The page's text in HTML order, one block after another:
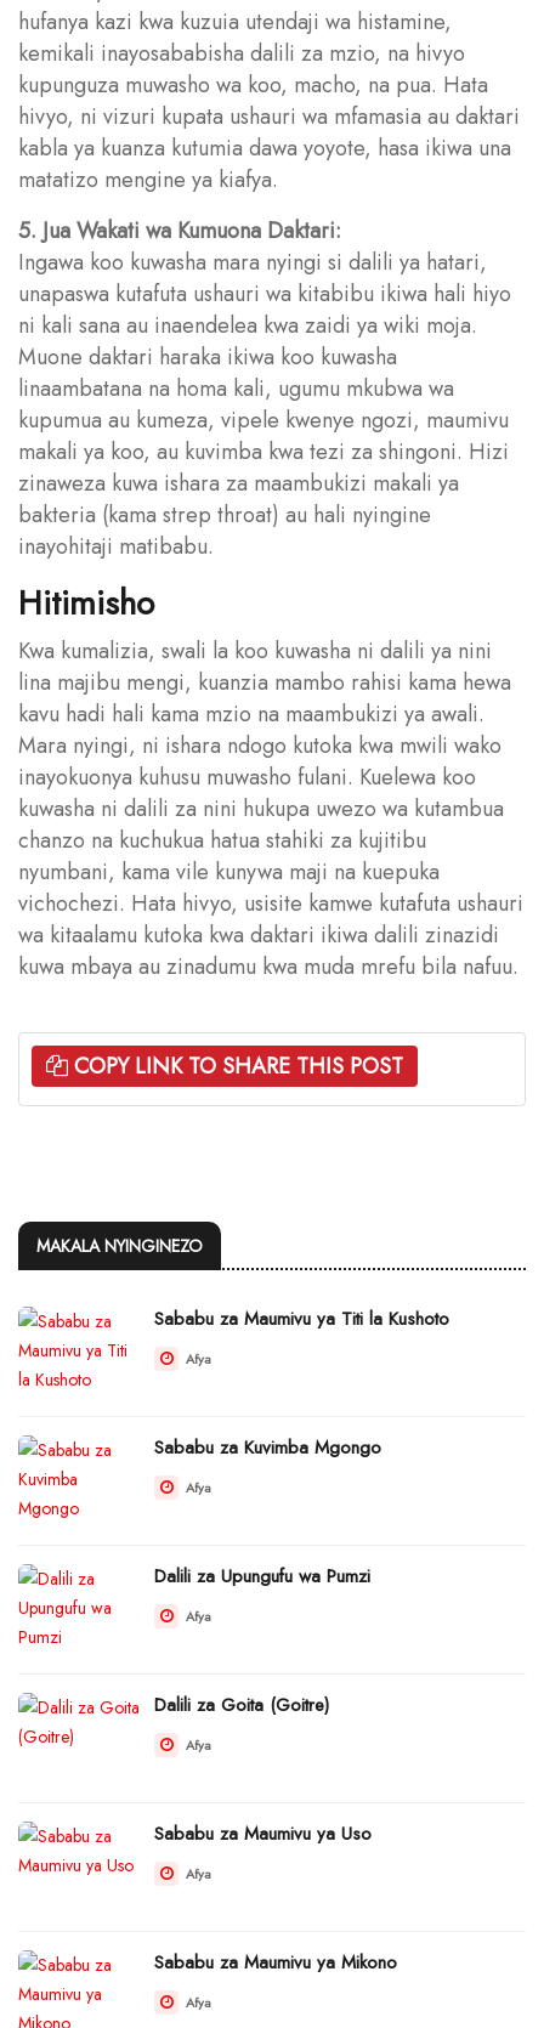
hufanya kazi kwa kuzuia utendaji wa histamine,
kemikali inayosababisha dalili za mzio, na hivyo
kupunguza muwasho wa koo, macho, na pua. Hata
hivyo, ni vizuri kupata ushauri wa mfamasia au daktari
kabla ya kuanza kutumia dawa yoyote, hasa ikiwa una
matatizo mengine ya kiafya.
5. Jua Wakati wa Kumuona Daktari:
Ingawa koo kuwasha mara nyingi si dalili ya hatari,
unapaswa kutafuta ushauri wa kitabibu ikiwa hali hiyo
ni kali sana au inaendelea kwa zaidi ya wiki moja.
Muone daktari haraka ikiwa koo kuwasha
linaambatana na homa kali, ugumu mkubwa wa
kupumua au kumeza, vipele kwenye ngozi, maumivu
makali ya koo, au kuvimba kwa tezi za shingoni. Hizi
zinaweza kuwa ishara za maambukizi makali ya
bakteria (kama strep throat) au hali nyingine
inayohitaji matibabu.
Hitimisho
Kwa kumalizia, swali la koo kuwasha ni dalili ya nini
lina majibu mengi, kuanzia mambo rahisi kama hewa
kavu hadi hali kama mzio na maambukizi ya awali.
Mara nyingi, ni ishara ndogo kutoka kwa mwili wako
inayokuonya kuhusu muwasho fulani. Kuelewa koo
kuwasha ni dalili za nini hukupa uwezo wa kutambua
chanzo na kuchukua hatua stahiki za kujitibu
nyumbani, kama vile kunywa maji na kuepuka
vichochezi. Hata hivyo, usisite kamwe kutafuta ushauri
wa kitaalamu kutoka kwa daktari ikiwa dalili zinazidi
kuwa mbaya au zinadumu kwa muda mrefu bila nafuu.
COPY LINK TO SHARE THIS POST
MAKALA NYINGINEZO
Sababu za Maumivu ya Titi la Kushoto
Afya
Sababu za Kuvimba Mgongo
Afya
Dalili za Upungufu wa Pumzi
Afya
Dalili za Goita (Goitre)
Afya
Sababu za Maumivu ya Uso
Afya
Sababu za Maumivu ya Mikono
Afya